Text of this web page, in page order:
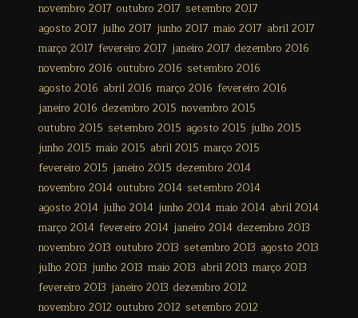
novembro 2017 outubro 2017 setembro 2017
agosto 2017 julho 2017 junho 2017 maio 2017 abril 2017
março 2017 fevereiro 2017 janeiro 2017 dezembro 2016
novembro 2016 outubro 2016 setembro 2016
agosto 2016 abril 2016 março 2016 fevereiro 2016
janeiro 2016 dezembro 2015 novembro 2015
outubro 2015 setembro 2015 agosto 2015 julho 2015
junho 2015 maio 2015 abril 2015 março 2015
fevereiro 2015 janeiro 2015 dezembro 2014
novembro 2014 outubro 2014 setembro 2014
agosto 2014 julho 2014 junho 2014 maio 2014 abril 2014
março 2014 fevereiro 2014 janeiro 2014 dezembro 2013
novembro 2013 outubro 2013 setembro 2013 agosto 2013
julho 2013 junho 2013 maio 2013 abril 2013 março 2013
fevereiro 2013 janeiro 2013 dezembro 2012
novembro 2012 outubro 2012 setembro 2012